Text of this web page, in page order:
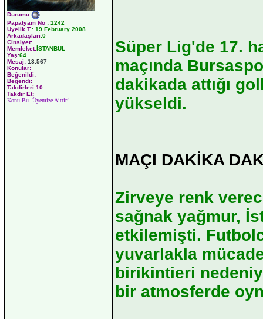
Durumu:
Papatyam No : 1242
Üyelik T.: 19 February 2008
Arkadaşları:0
Cinsiyet:
Memleket:İSTANBUL
Yaş:64
Mesaj: 13.567
Konular:
Beğenildi:
Beğendi:
Takdirleri:10
Takdir Et:
Konu Bu Üyemize Aittir!
Süper Lig'de 17.
maçında
dakikada attığı
yükseldi.
MAÇI DAKİKA
Zirveye renk
sağnak yağmur,
etkilemişti.
yuvarlakla
birikintieri
bir atmosferde